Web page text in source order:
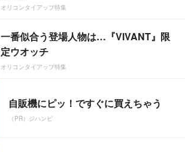
オリコンタイアップ特集
一番似合う登場人物は…『VIVANT』限
定ウオッチ
オリコンタイアップ特集
自販機にピッ！ですぐに買えちゃう
（PR）ジハンピ